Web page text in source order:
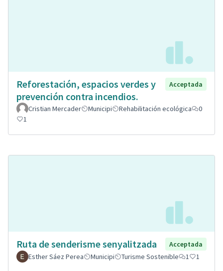
Reforestación, espacios verdes y
prevención contra incendios.
Acceptada
Cristian Mercader Municipi Rehabilitación ecológica
0
1
Ruta de senderisme senyalitzada
Acceptada
Esther Sáez Perea
Municipi Turisme Sostenible 1 1